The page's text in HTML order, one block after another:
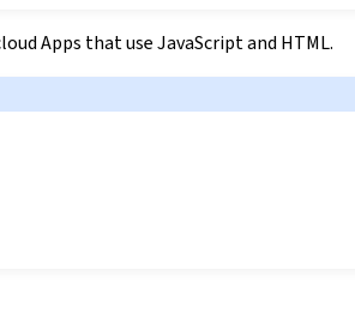
Apps that use JavaScript and HTML.